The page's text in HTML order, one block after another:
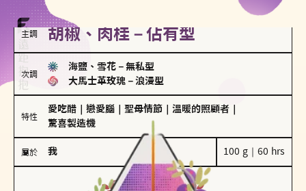
主調 胡椒、肉桂－佔有型
次調
海鹽、雪花 － 無私型
大馬士革玫瑰 － 浪漫型
特性
愛吃醋 戀愛腦 聖母情節 溫暖的照顧者
驚喜製造機
屬於 我 100 g｜60 hrs
佔有型